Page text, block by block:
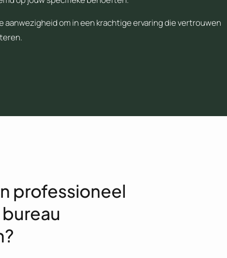
aanwezigheid om in een krachtige ervaring die vertrouwen
professioneel